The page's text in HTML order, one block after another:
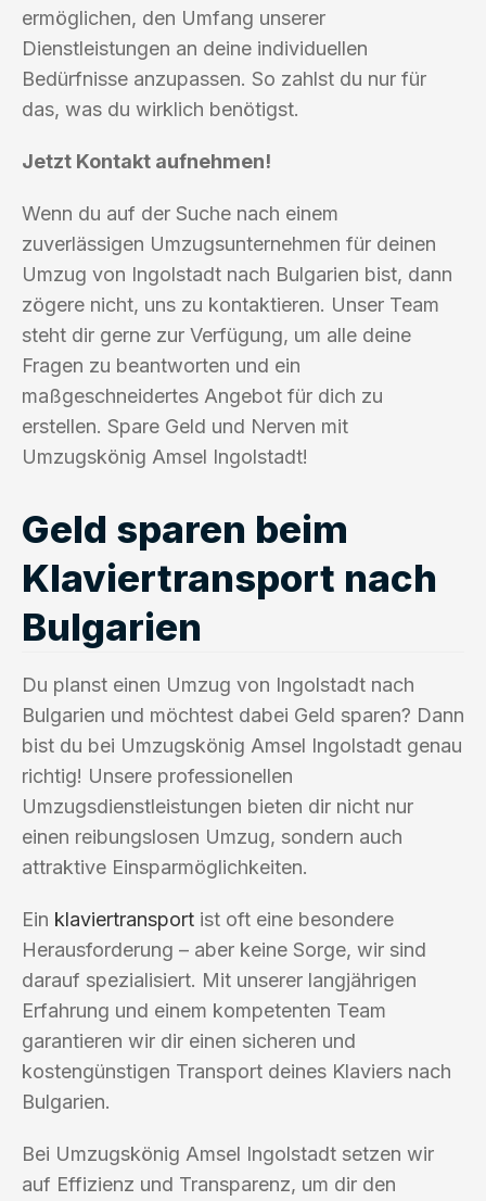
ermöglichen, den Umfang unserer
Dienstleistungen an deine individuellen
Bedürfnisse anzupassen. So zahlst du nur für
das, was du wirklich benötigst.
Jetzt Kontakt aufnehmen!
Wenn du auf der Suche nach einem
zuverlässigen Umzugsunternehmen für deinen
Umzug von Ingolstadt nach Bulgarien bist, dann
zögere nicht, uns zu kontaktieren. Unser Team
steht dir gerne zur Verfügung, um alle deine
Fragen zu beantworten und ein
maßgeschneidertes Angebot für dich zu
erstellen. Spare Geld und Nerven mit
Umzugskönig Amsel Ingolstadt!
Geld sparen beim
Klaviertransport nach
Bulgarien
Du planst einen Umzug von Ingolstadt nach
Bulgarien und möchtest dabei Geld sparen? Dann
bist du bei Umzugskönig Amsel Ingolstadt genau
richtig! Unsere professionellen
Umzugsdienstleistungen bieten dir nicht nur
einen reibungslosen Umzug, sondern auch
attraktive Einsparmöglichkeiten.
Ein klaviertransport ist oft eine besondere
Herausforderung – aber keine Sorge, wir sind
darauf spezialisiert. Mit unserer langjährigen
Erfahrung und einem kompetenten Team
garantieren wir dir einen sicheren und
kostengünstigen Transport deines Klaviers nach
Bulgarien.
Bei Umzugskönig Amsel Ingolstadt setzen wir
auf Effizienz und Transparenz, um dir den